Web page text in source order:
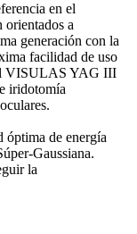
en el
orientados a
generación con la
facilidad de uso
VISULAS YAG III
iridotomía
intraoculares.
energía
Gaussiana.
la